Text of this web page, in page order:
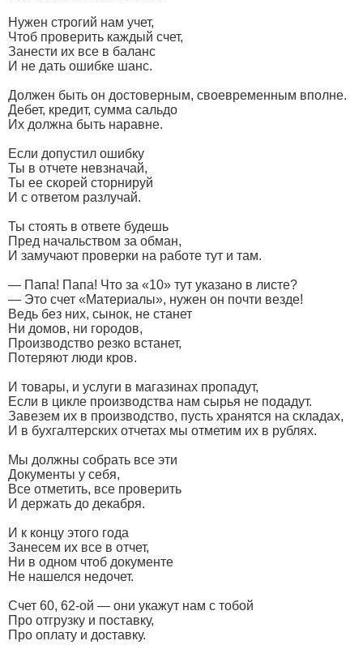
Нужен строгий нам учет,
Чтоб проверить каждый счет,
Занести их все в баланс
И не дать ошибке шанс.
Должен быть он достоверным, своевременным вполне.
Дебет, кредит, сумма сальдо
Их должна быть наравне.
Если допустил ошибку
Ты в отчете невзначай,
Ты ее скорей сторнируй
И с ответом разлучай.
Ты стоять в ответе будешь
Пред начальством за обман,
И замучают проверки на работе тут и там.
— Папа! Папа! Что за «10» тут указано в листе?
— Это счет «Материалы», нужен он почти везде!
Ведь без них, сынок, не станет
Ни домов, ни городов,
Производство резко встанет,
Потеряют люди кров.
И товары, и услуги в магазинах пропадут,
Если в цикле производства нам сырья не подадут.
Завезем их в производство, пусть хранятся на складах,
И в бухгалтерских отчетах мы отметим их в рублях.
Мы должны собрать все эти
Документы у себя,
Все отметить, все проверить
И держать до декабря.
И к концу этого года
Занесем их все в отчет,
Ни в одном чтоб документе
Не нашелся недочет.
Счет 60, 62-ой — они укажут нам с тобой
Про отгрузку и поставку,
Про оплату и доставку.